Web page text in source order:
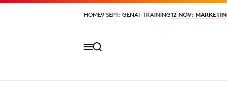
HOME9 SEPT: GENAI-TRAINING12 NOV:
HOME9 SEPT: GENAI-TRAINING12 NOV: